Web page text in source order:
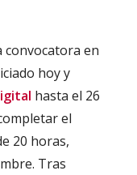
convocatora en
hoy y
hasta el 26
el
20 horas,
Tras